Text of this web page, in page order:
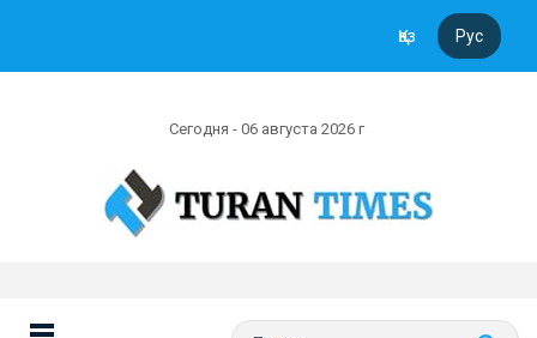
Қаз Рус
Сегодня - 06 августа 2026 г